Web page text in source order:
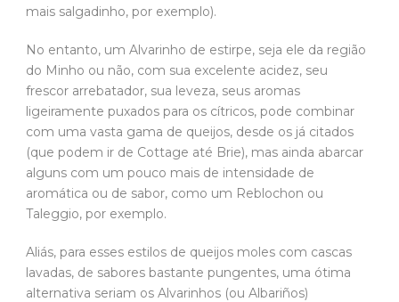
mais salgadinho, por exemplo).
No entanto, um Alvarinho de estirpe, seja ele da região
do Minho ou não, com sua excelente acidez, seu
frescor arrebatador, sua leveza, seus aromas
ligeiramente puxados para os cítricos, pode combinar
com uma vasta gama de queijos, desde os já citados
(que podem ir de Cottage até Brie), mas ainda abarcar
alguns com um pouco mais de intensidade de
aromática ou de sabor, como um Reblochon ou
Taleggio, por exemplo.
Aliás, para esses estilos de queijos moles com cascas
lavadas, de sabores bastante pungentes, uma ótima
alternativa seriam os Alvarinhos (ou Albariños)